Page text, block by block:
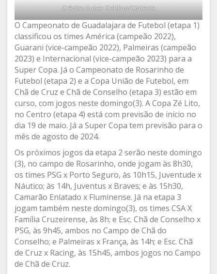
Crédito: Euber Galdino/Cortesia
O Campeonato de Guadalajara de Futebol (etapa 1)
classificou os times América (campeão 2022),
Guarani (vice-campeão 2022), Palmeiras (campeão
2023) e Internacional (vice-campeão 2023) para a
Super Copa. Já o Campeonato de Rosarinho de
Futebol (etapa 2) e a Copa União de Futebol, em
Chã de Cruz e Chã de Conselho (etapa 3) estão em
curso, com jogos neste domingo(3). A Copa Zé Lito,
no Centro (etapa 4) está com previsão de início no
dia 19 de maio. Já a Super Copa tem previsão para o
mês de agosto de 2024.
Os próximos jogos da etapa 2 serão neste domingo
(3), no campo de Rosarinho, onde jogam às 8h30,
os times PSG x Porto Seguro, às 10h15, Juventude x
Náutico; às 14h, Juventus x Braves; e às 15h30,
Camarão Enlatado x Fluminense. Já na etapa 3
jogam também neste domingo(3), os times CSA X
Família Cruzeirense, às 8h; e Esc. Chã de Conselho x
PSG, às 9h45, ambos no Campo de Chã do
Conselho; e Palmeiras x França, às 14h; e Esc. Chã
de Cruz x Racing, às 15h45, ambos jogos no Campo
de Chã de Cruz.